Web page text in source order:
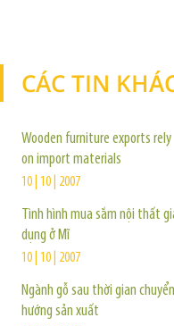
CÁC TIN
Wooden furniture exports rely
on import materials
10 | 10 | 2007
Tình hình mua sắm nội thất
dụng ở Mĩ
10 | 10 | 2007
Ngành gỗ sau thời gian chuyển
hướng sản xuất